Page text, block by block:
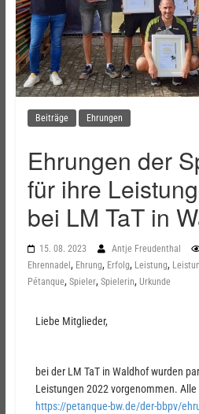
Beiträge Ehrungen
Ehrungen der
für ihre
bei LM TaT in
15. 08. 2023 Antje Freudenthal
Ehrennadel , Ehrung, Erfolg, Leistung,
Pétanque, Spieler, Spielerin, Urkunde
Liebe Mitglieder,
bei der LM TaT in Waldhof wurden
Leistungen 2022 vorgenommen.
https://petanque-bw.de/der-bbpv/